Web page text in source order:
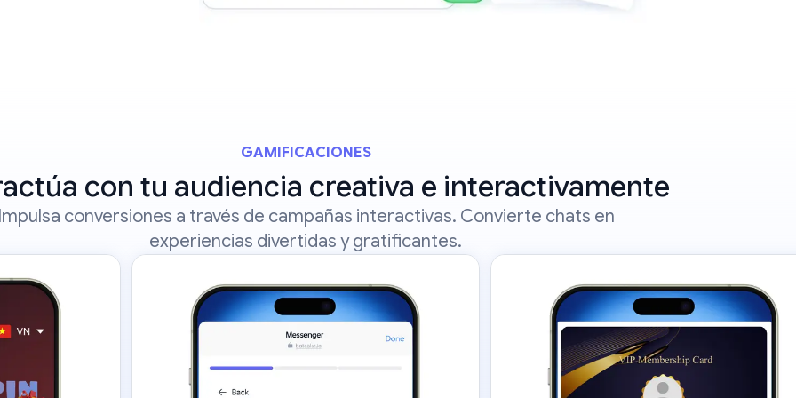
GAMIFICACIONES
con tu audiencia creativa e interactivamente
conversiones a través de campañas interactivas. Convierte chats en
experiencias divertidas y gratificantes.